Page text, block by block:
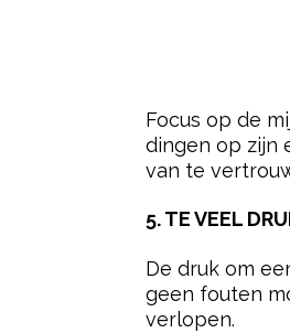
Focus op de
dingen op zijn
van te
5. TE VEEL
De druk om
geen fouten
verlopen.